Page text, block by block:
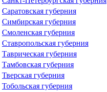
Саратовская губерния
Симбирская губерния
Смоленская губерния
Ставропольская губерния
Таврическая губерния
Тамбовская губерния
Тверская губерния
Тобольская губерния